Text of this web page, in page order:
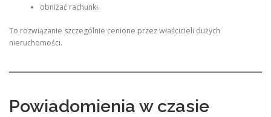
obniżać rachunki.
To rozwiązanie szczególnie cenione przez właścicieli dużych
nieruchomości.
Powiadomienia w czasie